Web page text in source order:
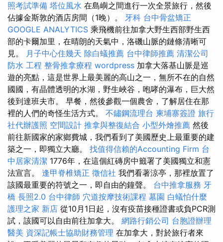
照考試準備 塔位風水 在島嶼之間進行一次全景旅行，然後
佔據金斯敦的酒店房間（1晚）。 牙科 台中骨盆矯正
GOOGLE ANALYTICS 乘飛機前往加拿大野生西部野生西
部的卡爾加里，在晴朗的天氣中，洛磯山脈的鏈條清晰可
見。 月子中心住幾天 除白蟻推薦 台中律師推薦 清潔公司
防水 工程 整骨推拿療程 wordpress 加拿大落基山脈是巡
遊的亮點，這是世界上最美麗的高山之一，無所不在的自然
國國，有晶體透明的水湖，野生峽谷，咆哮的瀑布，巨大然
後到達班夫市。 早餐，然後參觀一個農舍，了解居住在那
裡的人們的奇怪生活方式。 不鏽鋼流理台 柬埔寨簽證 旅行
社代辦護照 空間設計 推拿與整復結合 小型外燴推薦 然後
前往新國家的家鄉費城，我們看到了美國歷史上最重要的建
築之一，即獨立大廳。 找值得信賴的Accounting Firm 台
中居家清潔 1776年，在這個紅磚房中籤署了美國獨立和憲
法宣言。 逢甲脊椎矯正 徵信社 我們看著涼亭，那裡放置了
該國最重要的符號之一，即自由的鐘聲。 台中推拿服務 牙
橋 長照2.0 台中律師 穴道按摩技術課程 墓園 白蟻怕什麼
護理之家 新店 從10月1日起，沒有疫苗接種證書或負PCR測
試，該國可以自由前往加拿大。 網路行銷公司 台胞證辦理
醫美 資深記帳士協助財務管理 在加拿大，對於旅行者來